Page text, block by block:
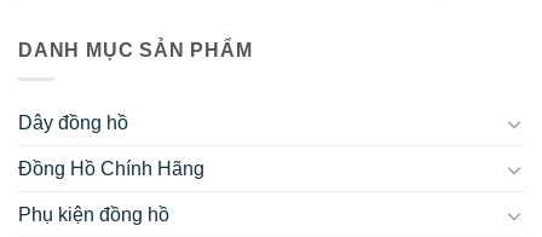
DANH MỤC SẢN PHẨM
Dây đồng hồ
Đồng Hồ Chính Hãng
Phụ kiện đồng hồ